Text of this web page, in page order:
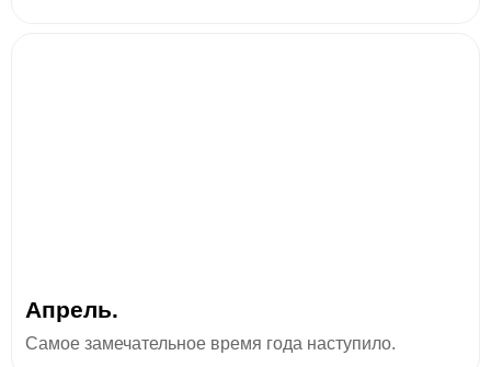
Апрель.
Самое замечательное время года наступило.